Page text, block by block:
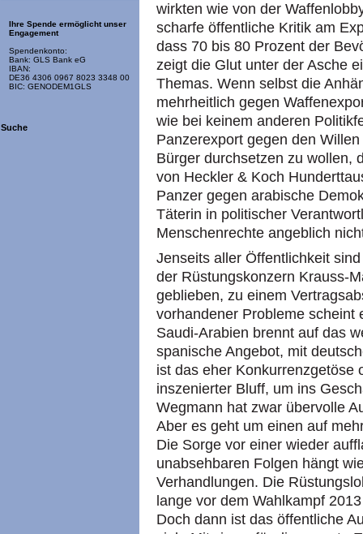
Ihre Spende ermöglicht unser
Engagement
Spendenkonto:
Bank: GLS Bank eG
IBAN:
DE36 4306 0967 8023 3348 00
BIC: GENODEM1GLS
Suche
wirkten wie von der
scharfe öffentliche Kritik am
dass 70 bis 80 Prozent der
zeigt die Glut unter der Asche
Themas. Wenn selbst die
mehrheitlich gegen
wie bei keinem anderen
Panzerexport gegen den
Bürger durchsetzen zu wollen,
von Heckler & Koch
Panzer gegen arabische
Täterin in politischer
Menschenrechte angeblich
Jenseits aller Öffentlichkeit
der Rüstungskonzern Krauss-
geblieben, zu einem
vorhandener Probleme scheint
Saudi-Arabien brennt auf das
spanische Angebot, mit
ist das eher Konkurrenzgetöse
inszenierter Bluff, um ins
Wegmann hat zwar übervolle
Aber es geht um einen auf
Die Sorge vor einer wieder
unabsehbaren Folgen hängt
Verhandlungen. Die
lange vor dem Wahlkampf
Doch dann ist das öffentliche